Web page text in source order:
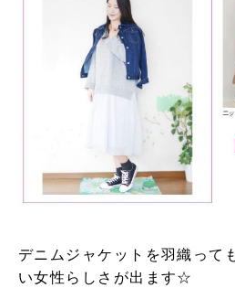
デニムジャケットを羽織って
い女性らしさが出ます☆